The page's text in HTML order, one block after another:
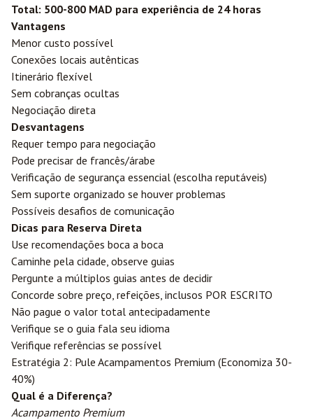
Total: 500-800 MAD para experiência de 24 horas
Vantagens
Menor custo possível
Conexões locais autênticas
Itinerário flexível
Sem cobranças ocultas
Negociação direta
Desvantagens
Requer tempo para negociação
Pode precisar de francês/árabe
Verificação de segurança essencial (escolha reputáveis)
Sem suporte organizado se houver problemas
Possíveis desafios de comunicação
Dicas para Reserva Direta
Use recomendações boca a boca
Caminhe pela cidade, observe guias
Pergunte a múltiplos guias antes de decidir
Concorde sobre preço, refeições, inclusos POR ESCRITO
Não pague o valor total antecipadamente
Verifique se o guia fala seu idioma
Verifique referências se possível
Estratégia 2: Pule Acampamentos Premium (Economiza 30-
40%)
Qual é a Diferença?
Acampamento Premium